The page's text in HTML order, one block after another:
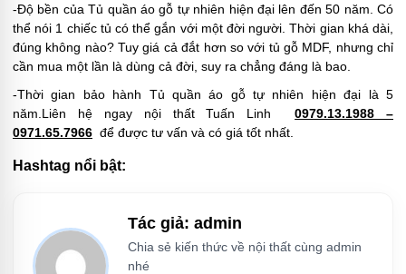
-Độ bền của Tủ quần áo gỗ tự nhiên hiện đại lên đến 50 năm. Có
thể nói 1 chiếc tủ có thể gắn với một đời người. Thời gian khá dài,
đúng không nào? Tuy giá cả đắt hơn so với tủ gỗ MDF, nhưng chỉ
cần mua một lần là dùng cả đời, suy ra chẳng đáng là bao.
-Thời gian bảo hành Tủ quần áo gỗ tự nhiên hiện đại là 5
năm.Liên hệ ngay nội thất Tuấn Linh0979.13.1988 –
0971.65.7966 để được tư vấn và có giá tốt nhất.
Hashtag nổi bật:
Tác giả: admin
Chia sẻ kiến thức về nội thất cùng admin
nhé